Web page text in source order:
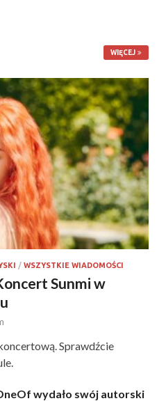
WIĘCEJ
/ WSZYSTKIE WIADOMOŚCI
Sunmi w
Sprawdźcie
wydało swój autorski